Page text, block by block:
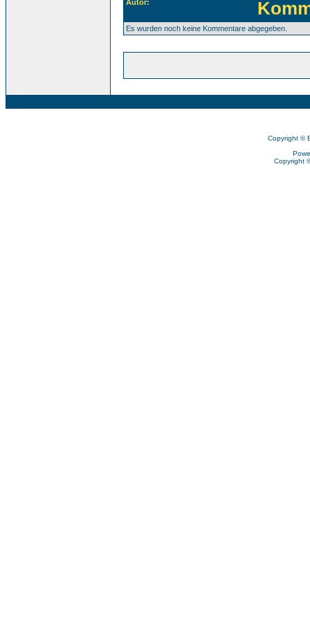
Autor:
Es wurden noch keine Kommentare abgegeben.
Copyright ©
Copyright